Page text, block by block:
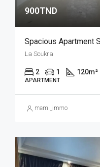
900TND
Spacious Apartment
La Soukra
2 1 120m²
APARTMENT
mami_immo